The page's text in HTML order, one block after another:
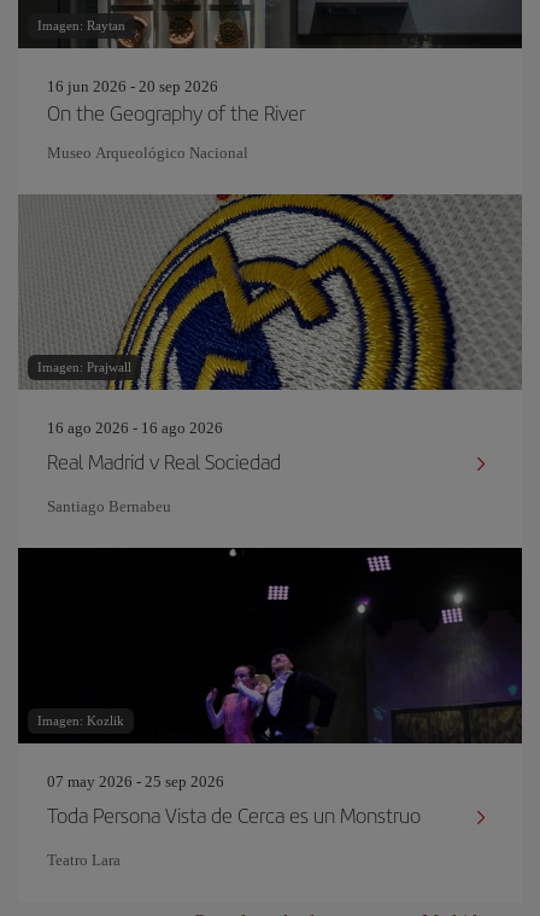
Imagen: Raytan
16 jun 2026 - 20 sep 2026
On the Geography of the River
Museo Arqueológico Nacional
Imagen: Prajwall
16 ago 2026 - 16 ago 2026
Real Madrid v Real Sociedad
Santiago Bernabeu
Imagen: Kozlik
07 may 2026 - 25 sep 2026
Toda Persona Vista de Cerca es un Monstruo
Teatro Lara